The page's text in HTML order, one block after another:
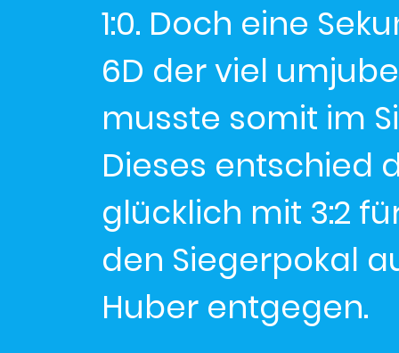
1:0. Doch eine
6D der viel
musste somit im
Dieses entschied
glücklich mit 3:2
den Siegerpokal
Huber entgegen.